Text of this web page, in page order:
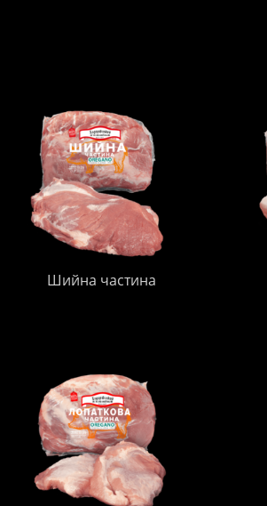
Шийна частина